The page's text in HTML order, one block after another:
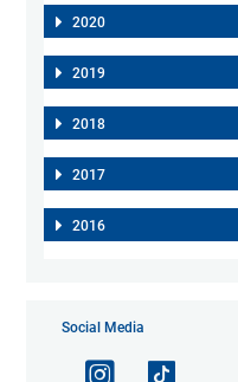
2020
2019
2018
2017
2016
Social Media